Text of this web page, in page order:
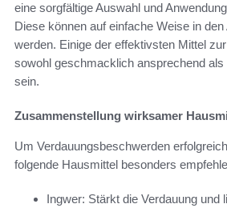
eine sorgfältige Auswahl und
Diese können auf einfache Weise in den
werden. Einige der effektivsten Mittel
sowohl geschmacklich ansprechend
sein.
Zusammenstellung wirksamer
Um Verdauungsbeschwerden
folgende Hausmittel besonders
Ingwer: Stärkt die Verdauung und